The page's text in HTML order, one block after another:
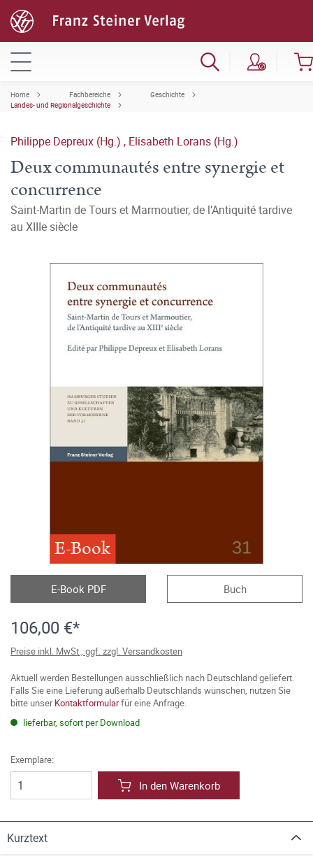
Home Fachbereiche
Geschichte
Landes- und Regionalgeschichte
Philippe Depreux (Hg.) , Elisabeth Lorans (Hg.)
Deux communautés entre synergie et
concurrence
Saint-Martin de Tours et Marmoutier, de l’Antiquité tardive
au XIIIe siècle
E-Book
E-Book PDF Buch
106,00 €*
Preise inkl. MwSt., ggf. zzgl. Versandkosten
Aktuell werden Bestellungen ausschließlich nach Deutschland geliefert.
Falls Sie eine Lieferung außerhalb Deutschlands wünschen, nutzen Sie
bitte unserKontaktformularfür eine Anfrage.
lieferbar, sofort per Download
Exemplare:
In den Warenkorb
Kurztext